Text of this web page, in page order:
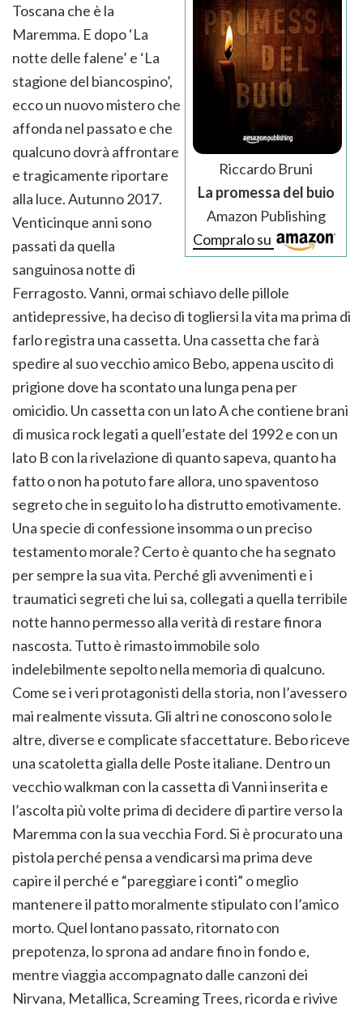
Riccardo Bruni
La promessa del buio
Amazon Publishing
Compralo su
Toscana che è la
Maremma. E dopo ‘La
notte delle falene’ e ‘La
stagione del biancospino’,
ecco un nuovo mistero che
affonda nel passato e che
qualcuno dovrà affrontare
e tragicamente riportare
alla luce. Autunno 2017.
Venticinque anni sono
passati da quella
sanguinosa notte di
Ferragosto. Vanni, ormai schiavo delle pillole
antidepressive, ha deciso di togliersi la vita ma prima di
farlo registra una cassetta. Una cassetta che farà
spedire al suo vecchio amico Bebo, appena uscito di
prigione dove ha scontato una lunga pena per
omicidio. Un cassetta con un lato A che contiene brani
di musica rock legati a quell’estate del 1992 e con un
lato B con la rivelazione di quanto sapeva, quanto ha
fatto o non ha potuto fare allora, uno spaventoso
segreto che in seguito lo ha distrutto emotivamente.
Una specie di confessione insomma o un preciso
testamento morale? Certo è quanto che ha segnato
per sempre la sua vita. Perché gli avvenimenti e i
traumatici segreti che lui sa, collegati a quella terribile
notte hanno permesso alla verità di restare finora
nascosta. Tutto è rimasto immobile solo
indelebilmente sepolto nella memoria di qualcuno.
Come se i veri protagonisti della storia, non l’avessero
mai realmente vissuta. Gli altri ne conoscono solo le
altre, diverse e complicate sfaccettature. Bebo riceve
una scatoletta gialla delle Poste italiane. Dentro un
vecchio walkman con la cassetta di Vanni inserita e
l’ascolta più volte prima di decidere di partire verso la
Maremma con la sua vecchia Ford. Si è procurato una
pistola perché pensa a vendicarsi ma prima deve
capire il perché e “pareggiare i conti” o meglio
mantenere il patto moralmente stipulato con l’amico
morto. Quel lontano passato, ritornato con
prepotenza, lo sprona ad andare fino in fondo e,
mentre viaggia accompagnato dalle canzoni dei
Nirvana, Metallica, Screaming Trees, ricorda e rivive